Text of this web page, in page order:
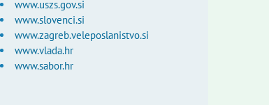
www.uszs.gov.si
www.slovenci.si
www.zagreb.veleposlanistvo.si
www.vlada.hr
www.sabor.hr